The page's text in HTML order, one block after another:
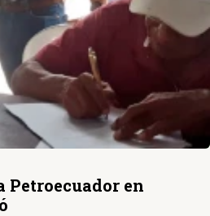
Petroecuador en